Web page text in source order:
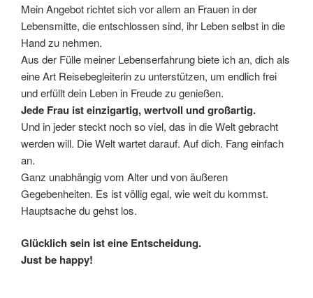
Mein Angebot richtet sich vor allem an Frauen in der
Lebensmitte, die entschlossen sind, ihr Leben selbst in die
Hand zu nehmen.
Aus der Fülle meiner Lebenserfahrung biete ich an, dich als
eine Art Reisebegleiterin zu unterstützen, um endlich frei
und erfüllt dein Leben in Freude zu genießen.
Jede Frau ist einzigartig, wertvoll und großartig.
Und in jeder steckt noch so viel, das in die Welt gebracht
werden will. Die Welt wartet darauf. Auf dich. Fang einfach
an.
Ganz unabhängig vom Alter und von äußeren
Gegebenheiten. Es ist völlig egal, wie weit du kommst.
Hauptsache du gehst los.
Glücklich sein ist eine Entscheidung.
Just be happy!